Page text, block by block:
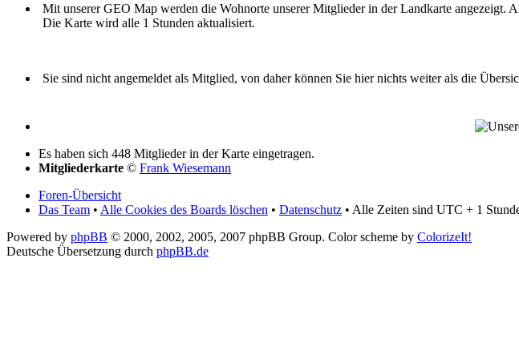
Mit unserer GEO Map werden die Wohnorte unserer Mitglieder in der Landkarte angezeigt.
Die Karte wird alle 1 Stunden aktualisiert.
Sie sind nicht angemeldet als Mitglied, von daher können Sie hier nichts weiter als die
Es haben sich 448 Mitglieder in der Karte eingetragen.
Mitgliederkarte © Frank Wiesemann
Foren-Übersicht
Das Team • Alle Cookies des Boards löschen • Datenschutz • Alle Zeiten sind UTC + 1
Powered by phpBB © 2000, 2002, 2005, 2007 phpBB Group. Color scheme by ColorizeIt!
Deutsche Übersetzung durch phpBB.de